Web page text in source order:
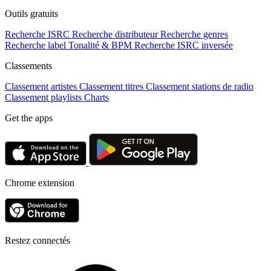
Outils gratuits
Recherche ISRC Recherche distributeur Recherche genres
Recherche label Tonalité & BPM Recherche ISRC inversée
Classements
Classement artistes Classement titres Classement stations de radio
Classement playlists Charts
Get the apps
Chrome extension
Restez connectés